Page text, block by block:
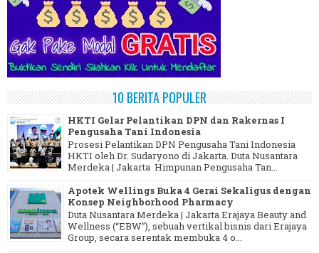
10 BERITA POPULER
HKTI Gelar Pelantikan DPN dan Rakernas I
Pengusaha Tani Indonesia
Prosesi Pelantikan DPN Pengusaha Tani Indonesia
HKTI oleh Dr. Sudaryono di Jakarta. Duta Nusantara
Merdeka | Jakarta Himpunan Pengusaha Tan...
Apotek Wellings Buka 4 Gerai Sekaligus dengan
Konsep Neighborhood Pharmacy
Duta Nusantara Merdeka | Jakarta Erajaya Beauty and
Wellness (“EBW”), sebuah vertikal bisnis dari Erajaya
Group, secara serentak membuka 4 o...